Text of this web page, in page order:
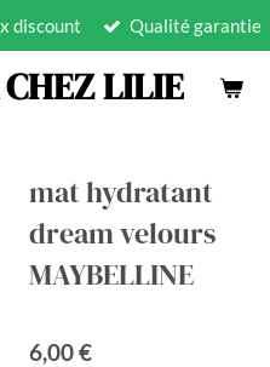
LILIE
discount Qualité garantie
mat hydratant
dream velours
MAYBELLINE
6,00 €